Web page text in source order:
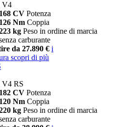
V4
168 CV Potenza
126 Nm Coppia
kg Peso in ordine di marcia
carburante
da 27.890 € i
scopri di più
V4 RS
182 CV Potenza
120 Nm Coppia
kg Peso in ordine di marcia
carburante